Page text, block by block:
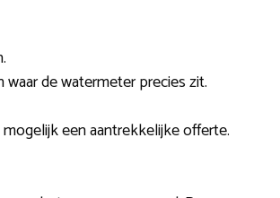
de watermeter precies zit.
een aantrekkelijke offerte.